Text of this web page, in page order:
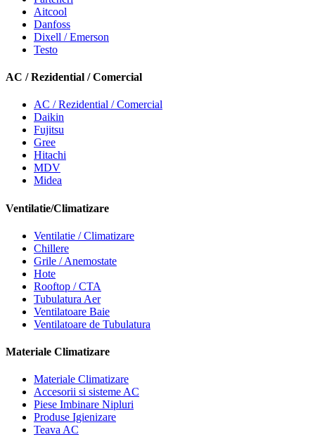
Aitcool
Danfoss
Dixell / Emerson
Testo
AC / Rezidential / Comercial
AC / Rezidential / Comercial
Daikin
Fujitsu
Gree
Hitachi
MDV
Midea
Ventilatie/Climatizare
Ventilatie / Climatizare
Chillere
Grile / Anemostate
Hote
Rooftop / CTA
Tubulatura Aer
Ventilatoare Baie
Ventilatoare de Tubulatura
Materiale Climatizare
Materiale Climatizare
Accesorii si sisteme AC
Piese Imbinare Nipluri
Produse Igienizare
Teava AC